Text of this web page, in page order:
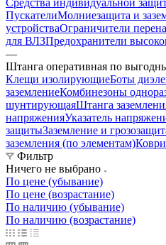
ПускателиМолниезащита и
устройстваОграничители
для ВЛЗПредохранители
—
Штанга оперативная по
Клещи изолирующиеБоты
заземлениеКомбинезоны
шунтирующаяШтанга
напряженияУказатель
защитыЗаземление и
заземления (по элементам)
Фильтр
Ничего не выбрано
По цене (убывание)
По цене (возрастание)
По наличию (убывание)
По наличию (возрастание)